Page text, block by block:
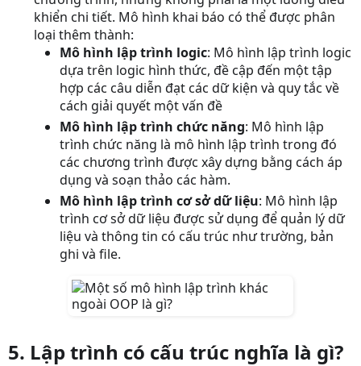
khiển chi tiết. Mô hình khai báo có thể được phân
loại thêm thành:
Mô hình lập trình logic: Mô hình lập trình logic
dựa trên logic hình thức, đề cập đến một tập
hợp các câu diễn đạt các dữ kiện và quy tắc về
cách giải quyết một vấn đề
Mô hình lập trình chức năng: Mô hình lập
trình chức năng là mô hình lập trình trong đó
các chương trình được xây dựng bằng cách áp
dụng và soạn thảo các hàm.
Mô hình lập trình cơ sở dữ liệu: Mô hình lập
trình cơ sở dữ liệu được sử dụng để quản lý dữ
liệu và thông tin có cấu trúc như trường, bản
ghi và file.
5. Lập trình có cấu trúc nghĩa là gì?